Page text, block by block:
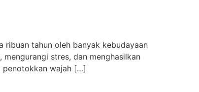
ribuan tahun oleh banyak kebudayaan
stres, dan menghasilkan
penotokkan wajah […]